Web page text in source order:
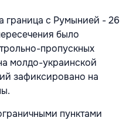
граница с Румынией - 26
было
пропускных
молдо-украинской
зафиксировано на
пунктами